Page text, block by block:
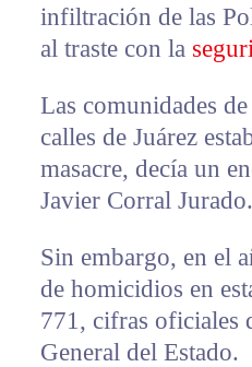
infiltración de las
al traste con la
Las comunidades
calles de Juárez
masacre, decía un
Javier Corral Jurado.
Sin embargo, en el
de homicidios en
771, cifras oficiales
General del Estado.